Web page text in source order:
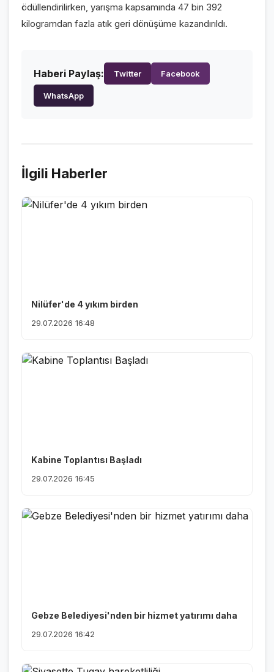
ödüllendirilirken, yarışma kapsamında 47 bin 392
kilogramdan fazla atık geri dönüşüme kazandırıldı.
Haberi Paylaş: Twitter Facebook
WhatsApp
İlgili Haberler
Nilüfer'de 4 yıkım birden
29.07.2026 16:48
Kabine Toplantısı Başladı
29.07.2026 16:45
Gebze Belediyesi'nden bir hizmet yatırımı daha
29.07.2026 16:42